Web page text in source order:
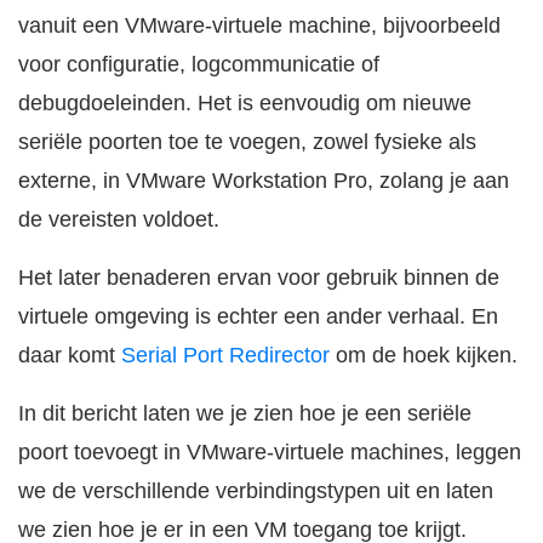
vanuit een VMware-virtuele machine, bijvoorbeeld
voor configuratie, logcommunicatie of
debugdoeleinden. Het is eenvoudig om nieuwe
seriële poorten toe te voegen, zowel fysieke als
externe, in VMware Workstation Pro, zolang je aan
de vereisten voldoet.
Het later benaderen ervan voor gebruik binnen de
virtuele omgeving is echter een ander verhaal. En
daar komt Serial Port Redirector om de hoek kijken.
In dit bericht laten we je zien hoe je een seriële
poort toevoegt in VMware-virtuele machines, leggen
we de verschillende verbindingstypen uit en laten
we zien hoe je er in een VM toegang toe krijgt.